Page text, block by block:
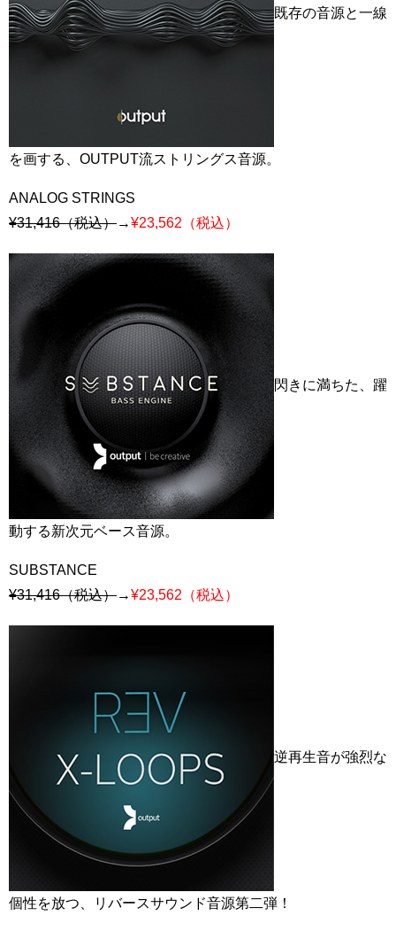
既存の音源と一線
を画する、OUTPUT流ストリングス音源。
ANALOG STRINGS
¥31,416（税込）→¥23,562（税込）
閃きに満ちた、躍
動する新次元ベース音源。
SUBSTANCE
¥31,416（税込）→¥23,562（税込）
逆再生音が強烈な
個性を放つ、リバースサウンド音源第二弾！